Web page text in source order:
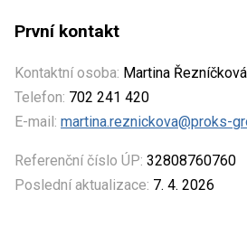
První kontakt
Kontaktní osoba: Martina Řezníčková
Telefon: 702 241 420
E-mail: martina.reznickova@proks-
Referenční číslo ÚP: 32808760760
Poslední aktualizace: 7. 4. 2026